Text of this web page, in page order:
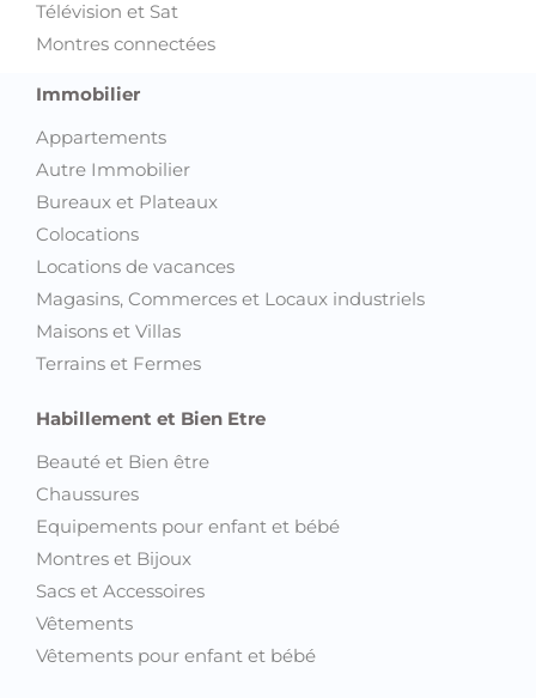
Montres connectées
Immobilier
Appartements
Autre Immobilier
Bureaux et Plateaux
Colocations
Locations de vacances
Magasins, Commerces et Locaux industriels
Maisons et Villas
Terrains et Fermes
Beauté et Bien être
Chaussures
Equipements pour enfant et bébé
Montres et Bijoux
Sacs et Accessoires
Vêtements
Vêtements pour enfant et bébé
Emploi et Services